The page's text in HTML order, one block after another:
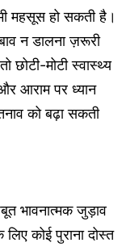
महसूस हो सकती है।
न डालना ज़रूरी
मोटी स्वास्थ्य
आराम पर ध्यान
को बढ़ा सकती
भावनात्मक जुड़ाव
कोई पुराना दोस्त